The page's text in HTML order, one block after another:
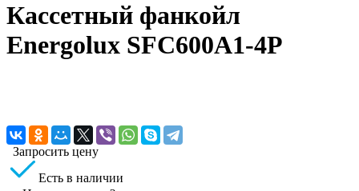
Кассетный фанкойл
Energolux SFC600A1-4P
Запросить цену
Есть в наличии